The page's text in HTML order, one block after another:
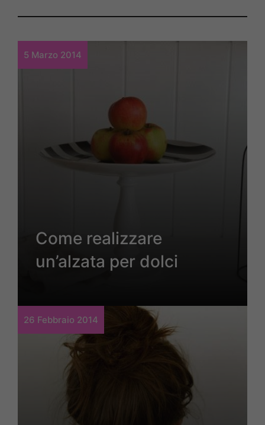
5 Marzo 2014
Come realizzare
un’alzata per dolci
26 Febbraio 2014